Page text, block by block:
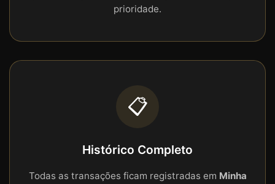
prioridade.
📋
Histórico Completo
Todas as transações ficam registradas em Minha